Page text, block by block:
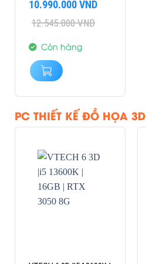
12.545.000VND
Giá
là:
10.990.000VND
Giá
tại
10.990.000 VND.
Còn hàng
PC THIẾT KẾ ĐỒ HỌA 3D